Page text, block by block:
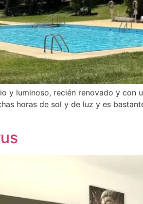
y luminoso, recién renovado y
horas de sol y de luz y es